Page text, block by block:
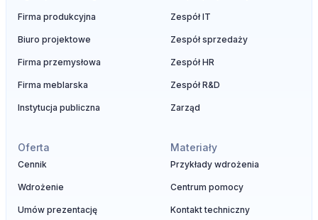
Firma produkcyjna
Biuro projektowe
Firma przemysłowa
Firma meblarska
Instytucja publiczna
Zespół IT
Zespół sprzedaży
Zespół HR
Zespół R&D
Zarząd
Oferta
Cennik
Wdrożenie
Umów prezentację
Materiały
Przykłady wdrożenia
Centrum pomocy
Kontakt techniczny